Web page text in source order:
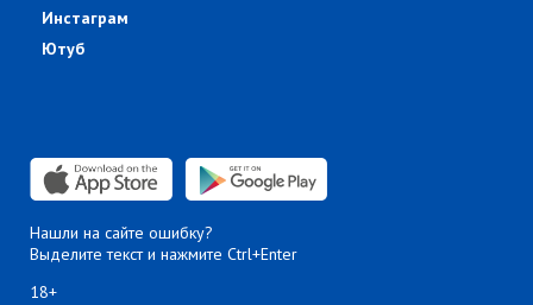
Инстаграм
Ютуб
Нашли на сайте ошибку?
Выделите текст и нажмите Ctrl+Enter
18+